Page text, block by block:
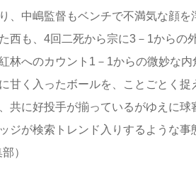
、中嶋監督もベンチで不満気な顔を
西も、4回二死から宗に3－1からの
林へのカウント1－1からの微妙な
甘く入ったボールを、ことごとく捉
共に好投手が揃っているがゆえに
ジが検索トレンド入りするような事
）